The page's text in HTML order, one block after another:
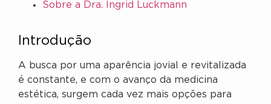
Sobre a Dra. Ingrid Luckmann
Introdução
A busca por uma aparência jovial e revitalizada
é constante, e com o avanço da medicina
estética, surgem cada vez mais opções para